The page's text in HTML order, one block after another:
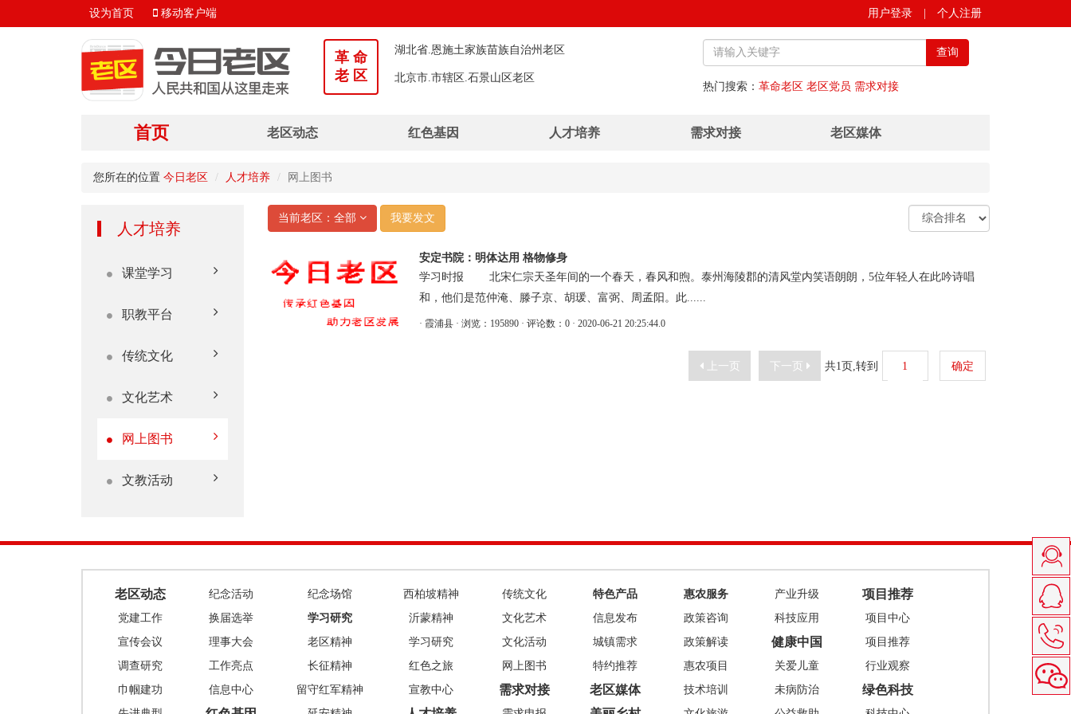
用户登录 个人注册
设为首页 移动客户端
革 命
老 区
湖北省.恩施土家族苗族自治州老区
北京市.市辖区.石景山区老区
安徽省.淮南市.凤台县老区
湖北省.荆州市.石首市老区
湖北省.襄阳市.襄州区老区
广西壮族自治区.钦州市.灵山县老区
查询
热门搜索： 革命老区 老区党员 需求对接
首页 老区动态 红色基因 人才培养 需求对接 老区媒体
您所在的位置 今日老区 人才培养 网上图书
人才培养
课堂学习
职教平台
传统文化
文化艺术
网上图书
文教活动
当前老区：全部 我要发文
安定书院：明体达用 格物修身
学习时报 北宋仁宗天圣年间的一个春天，春风和煦。泰州海陵郡的清风堂内笑语朗朗，5位年轻人在此吟诗唱
和，他们是范仲淹、滕子京、胡瑗、富弼、周孟阳。此......
· 霞浦县 · 浏览：195890 · 评论数：0 · 2020-06-21 20:25:44.0
上一页 下一页 共1页,转到 确定
老区动态
党建工作
宣传会议
调查研究
巾帼建功
纪念活动
换届选举
理事大会
工作亮点
信息中心
纪念场馆
学习研究
老区精神
长征精神
留守红军精神
西柏坡精神
沂蒙精神
学习研究
红色之旅
宣教中心
传统文化
文化艺术
文化活动
网上图书
需求对接
特色产品
信息发布
城镇需求
特约推荐
老区媒体
惠农服务
政策咨询
政策解读
惠农项目
技术培训
产业升级
科技应用
健康中国
关爱儿童
未病防治
项目推荐
项目中心
项目推荐
行业观察
绿色科技